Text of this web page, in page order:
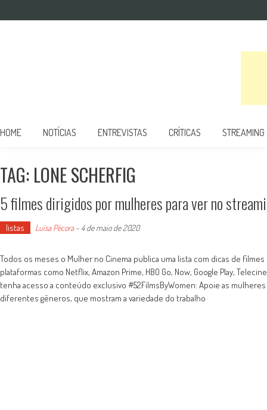
HOME NOTÍCIAS ENTREVISTAS CRÍTICAS STREAMING
TAG: LONE SCHERFIG
5 filmes dirigidos por mulheres para ver no
listas Luísa Pécora- 4 de maio de 2020
Todos os meses o Mulher no Cinema publica uma lista com dicas de
plataformas como Netflix, Amazon Prime, HBO Go, Now, Google Play,
tenha acesso a conteúdo exclusivo #52FilmsByWomen: Apoie as
diferentes gêneros, que mostram a variedade do trabalho